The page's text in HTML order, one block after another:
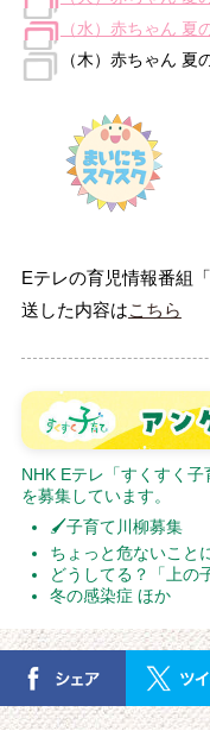
（水）赤ちゃん 夏
（木）赤ちゃん 夏
Eテレの育児情報番組
送した内容はこちら
NHK Eテレ「すくすく
を募集しています。
🖌子育て川柳募集
ちょっと危ないこと
どうしてる？「上の
冬の感染症 ほか